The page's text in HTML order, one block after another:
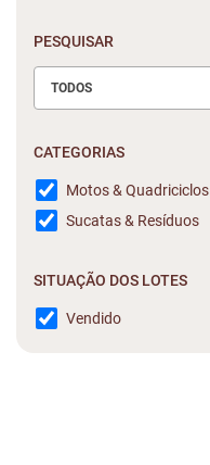
PESQUISAR
TODOS
CATEGORIAS
Motos & Quadriciclos
Sucatas & Resíduos
SITUAÇÃO DOS LOTES
Vendido